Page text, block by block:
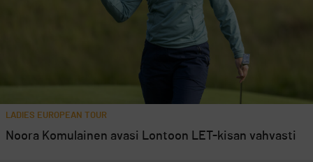
LADIES EUROPEAN TOUR
Noora Komulainen avasi Lontoon LET-kisan vahvasti